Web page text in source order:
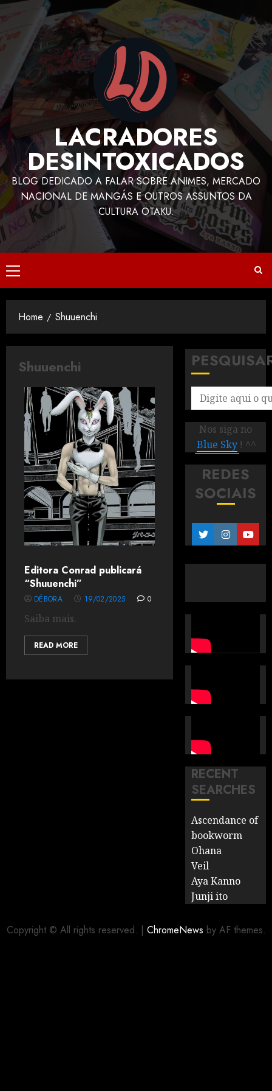
LACRADORES
DESINTOXICADOS
BLOG DEDICADO A FALAR SOBRE ANIMES, MERCADO
NACIONAL DE MANGÁS E OUTROS ASSUNTOS DA
CULTURA OTAKU.
Home Shuuenchi
Shuuenchi
Editora Conrad publicará
“Shuuenchi”
DÉBORA 19/02/2025 0
Saiba mais.
READ MORE
Nos siga no
Blue Sky ! ^^
REDES
SOCIAIS
RECENT
SEARCHES
Ascendance of
bookworm
Ohana
Veil
Aya Kanno
Junji ito
Copyright © All rights reserved. | ChromeNews by AF themes.